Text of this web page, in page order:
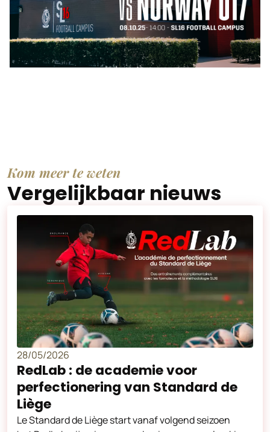
Kom meer te weten
Vergelijkbaar nieuws
28/05/2026
RedLab : de academie voor
perfectionering van Standard de
Liège
Le Standard de Liège start vanaf volgend seizoen